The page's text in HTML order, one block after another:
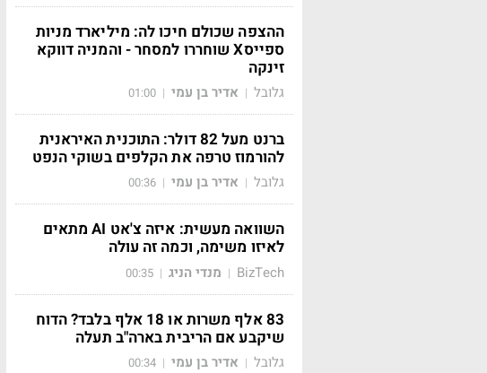
ההצפה שכולם חיכו לה: מיליארד מניות
ספייסX שוחררו למסחר - והמניה דווקא
זינקה
גלובל | אדיר בן עמי |
01:00
ברנט מעל 82 דולר: התוכנית האיראנית
להורמוז טרפה את הקלפים בשוקי הנפט
גלובל | אדיר בן עמי |
00:36
השוואה מעשית: איזה צ'אט AI מתאים
לאיזו משימה, וכמה זה עולה
BizTech
| מנדי הניג |
00:35
83 אלף משרות או 18 אלף בלבד? הדוח
שיקבע אם הריבית בארה"ב תעלה
גלובל | אדיר בן עמי |
00:34